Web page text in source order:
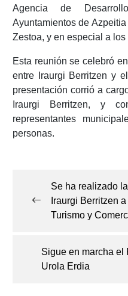
Agencia de
Ayuntamientos de
Zestoa, y en especial a
Esta reunión se celebró
entre Iraurgi Berritzen y
presentación corrió a
Iraurgi Berritzen, y
representantes
personas.
entradas
Se ha realizado
Iraurgi Berritzen
Turismo y
Sigue en marcha el
Urola Erdia